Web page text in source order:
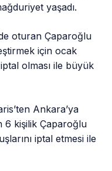
yaşadı.
oturan Çaparoğlu
için ocak
olması ile büyük
Ankara’ya
6 kişilik Çaparoğlu
iptal etmesi ile